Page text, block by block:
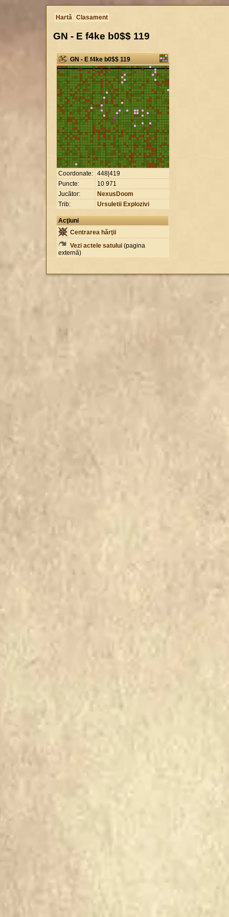
Hartă Clasament
GN - E f4ke b0$$ 119
GN - E f4ke b0$$ 119
Coordonate: 448|419
Puncte:
10.971
Jucător:
NexusDoom
Trib:
Ursuletii Explozivi
Acţiuni
Centrarea hărţii
Vezi actele satului (pagina
externă)